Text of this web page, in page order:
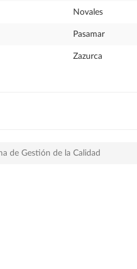
Novales
Pasamar
Zazurca
de Gestión de la Calidad